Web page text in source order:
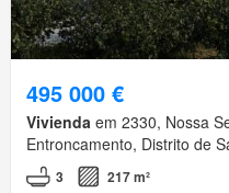
495 000 €
Vivienda em 2330, Nossa
Entroncamento, Distrito de
3 217 m²